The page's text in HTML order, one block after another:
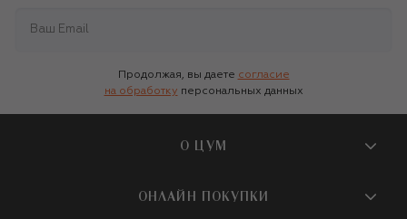
Продолжая, вы даете согласие
на обработку персональных данных
О ЦУМ
О магазине
ОНЛАЙН ПОКУПКИ